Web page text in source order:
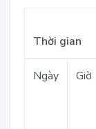
Thời gian
Ngày Giờ